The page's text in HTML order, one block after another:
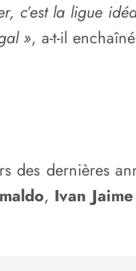
c’est la ligue
», a-t-il
dernières
, Ivan Jaime